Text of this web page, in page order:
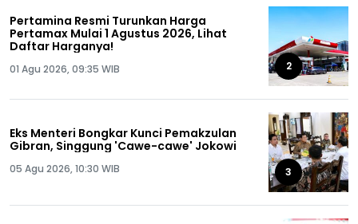
Pertamina Resmi Turunkan Harga
Pertamax Mulai 1 Agustus 2026, Lihat
Daftar Harganya!
01 Agu 2026, 09:35 WIB 2
Eks Menteri Bongkar Kunci Pemakzulan
Gibran, Singgung 'Cawe-cawe' Jokowi
05 Agu 2026, 10:30 WIB 3